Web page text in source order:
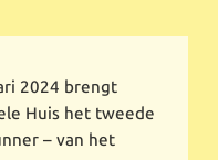
2024 brengt
Huis het tweede
– van het